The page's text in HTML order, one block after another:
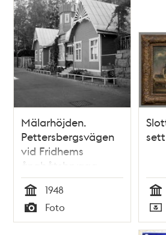
Mälarhöjden.
Pettersbergsvägen
vid Fridhems
ångbåtsbrygga.
Villa med torn och
rikt utsirade gavlar
Tid
1948
Typ
Foto Tid
Typ